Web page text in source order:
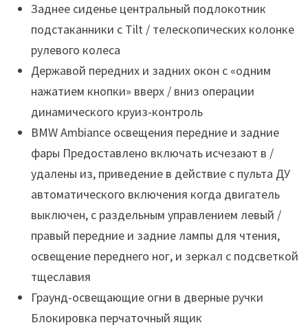
Заднее сиденье центральный подлокотник
подстаканники с Tilt / телескопических колонке
рулевого колеса
Державой передних и задних окон с «одним
нажатием кнопки» вверх / вниз операции
динамического круиз-контроль
BMW Ambiance освещения передние и задние
фары Предоставлено включать исчезают в /
удалены из, приведение в действие с пульта ДУ
автоматического включения когда двигатель
выключен, с раздельным управлением левый /
правый передние и задние лампы для чтения,
освещение переднего ног, и зеркал с подсветкой
тщеславия
Граунд-освещающие огни в дверные ручки
Блокировка перчаточный ящик